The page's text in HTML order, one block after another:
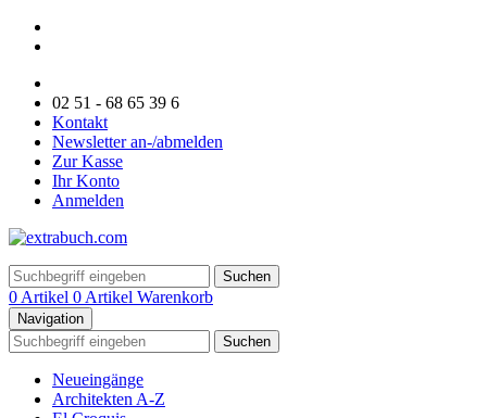
02 51 - 68 65 39 6
Kontakt
Newsletter an-/abmelden
Zur Kasse
Ihr Konto
Anmelden
Suchen
0 Artikel 0 Artikel Warenkorb
Navigation
Suchen
Neueingänge
Architekten A-Z